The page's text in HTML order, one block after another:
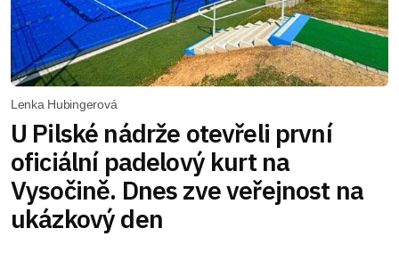
Lenka Hubingerová
U Pilské nádrže otevřeli první
oficiální padelový kurt na
Vysočině. Dnes zve veřejnost na
ukázkový den